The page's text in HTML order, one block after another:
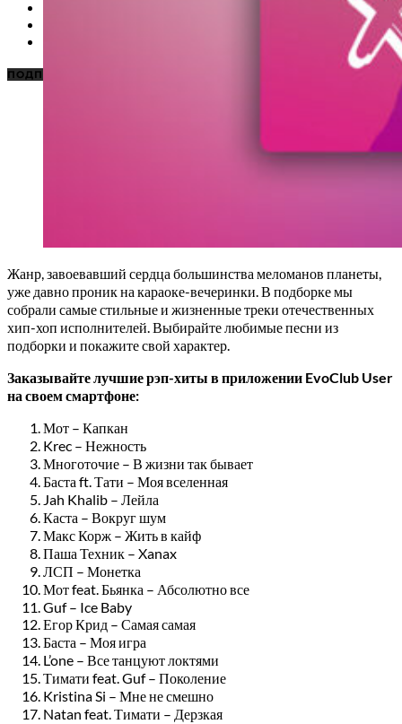
ПОДПИСАТЬСЯ
Жанр, завоевавший сердца большинства меломанов планеты,
уже давно проник на караоке-вечеринки. В подборке мы
собрали самые стильные и жизненные треки отечественных
хип-хоп исполнителей. Выбирайте любимые песни из
подборки и покажите свой характер.
Заказывайте лучшие рэп-хиты в приложении EvoClub User
на своем смартфоне:
Мот – Капкан
Krec – Нежность
Многоточие – В жизни так бывает
Баста ft. Тати – Моя вселенная
Jah Khalib – Лейла
Каста – Вокруг шум
Макс Корж – Жить в кайф
Паша Техник – Xanax
ЛСП – Монетка
Мот feat. Бьянка – Абсолютно все
Guf – Ice Baby
Егор Крид – Самая самая
Баста – Моя игра
L’one – Все танцуют локтями
Тимати feat. Guf – Поколение
Kristina Si – Мне не смешно
Natan feat. Тимати – Дерзкая